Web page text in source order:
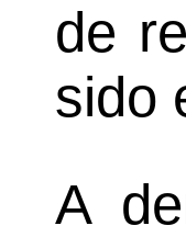
de
sido
A